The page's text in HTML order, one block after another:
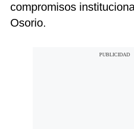
compromisos
Osorio.